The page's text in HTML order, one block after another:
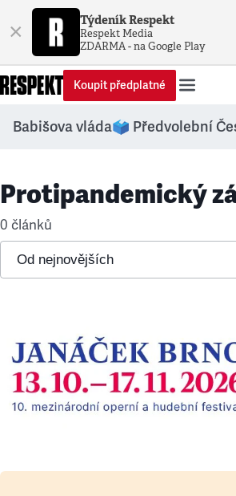
× Týdeník Respekt
Respekt Media
ZDARMA - na Google Play
Koupit předplatné
Babišova vláda🗳️ Předvolební
Protipandemický
0 článků